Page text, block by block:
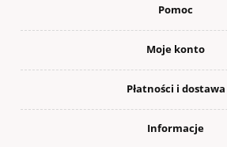
Pomoc
Moje konto
Płatności i dostawa
Informacje